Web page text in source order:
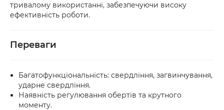
тривалому використанні, забезпечуючи високу
ефективність роботи.
Переваги
Багатофункціональність: свердління, загвинчування,
ударне свердління.
Наявність регулювання обертів та крутного
моменту.